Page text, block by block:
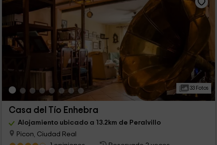
33 Fotos
Casa del Tío Enhebra
Alojamiento ubicado a 13.2km de Peralvillo
Picon, Ciudad Real